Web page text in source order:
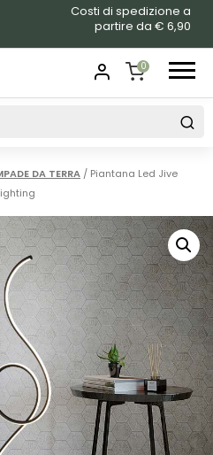
Costi di spedizione a
partire da € 6,90
0
SHOPPING
DA TERRA / Piantana Led Jive